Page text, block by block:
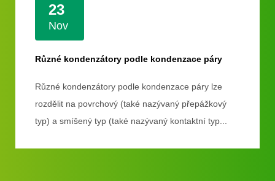
23
Nov
Různé kondenzátory podle kondenzace páry
Různé kondenzátory podle kondenzace páry lze
rozdělit na povrchový (také nazývaný přepážkový
typ) a smíšený typ (také nazývaný kontaktní typ...